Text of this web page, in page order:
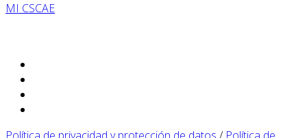
MI CSCAE